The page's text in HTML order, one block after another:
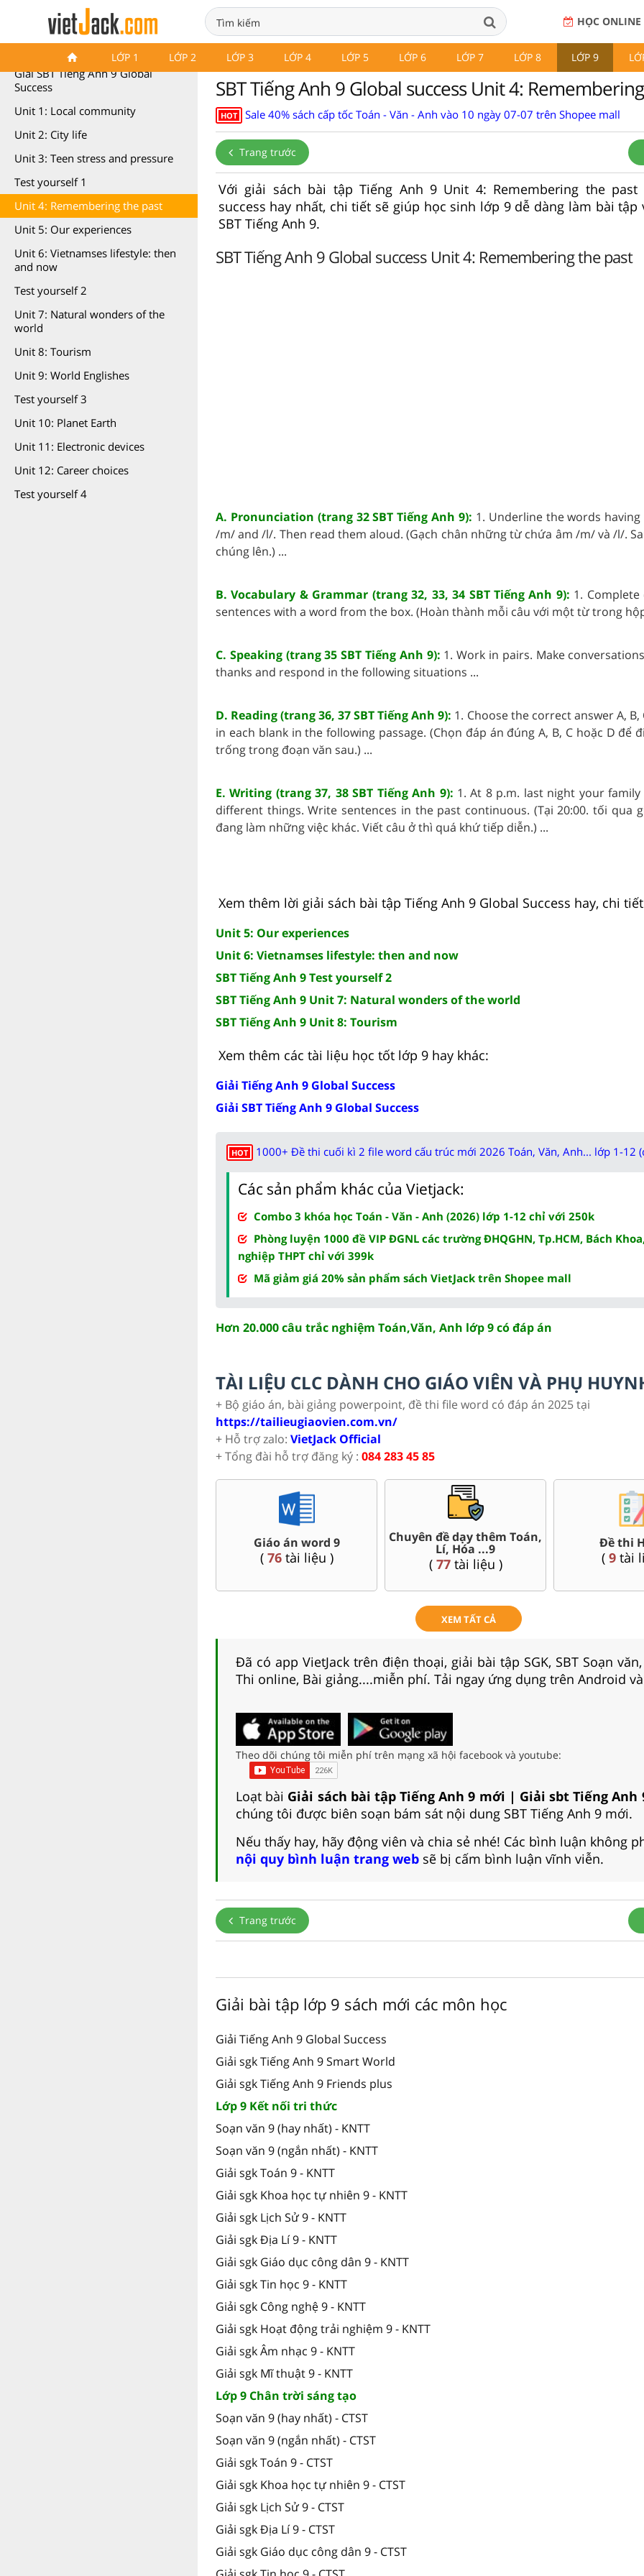
HỌC ONLINE
LỚP 1 LỚP 2 LỚP 3 LỚP 4 LỚP 5 LỚP 6 LỚP 7 LỚP 8 LỚP 9
SBT Tiếng Anh 9 Global Success
Giải SBT Tiếng Anh 9 Global
Success
Unit 1: Local community
Unit 2: City life
Unit 3: Teen stress and pressure
Test yourself 1
Unit 4: Remembering the past
Unit 5: Our experiences
Unit 6: Vietnamses lifestyle: then
and now
Test yourself 2
Unit 7: Natural wonders of the
world
Unit 8: Tourism
Unit 9: World Englishes
Test yourself 3
Unit 10: Planet Earth
Unit 11: Electronic devices
Unit 12: Career choices
Test yourself 4
SBT Tiếng Anh 9 Global success Unit 4:
HOT Sale 40% sách cấp tốc Toán - Văn - Anh vào 10 ngày 07-07 trên Shopee mall
Trang trước
Với giải sách bài tập Tiếng Anh 9 Unit 4: Remembering the past
success hay nhất, chi tiết sẽ giúp học sinh lớp 9 dễ dàng làm bài tập
SBT Tiếng Anh 9.
SBT Tiếng Anh 9 Global success Unit 4: Remembering the past
A. Pronunciation (trang 32 SBT Tiếng Anh 9): 1. Underline the words
/m/ and /l/. Then read them aloud. (Gạch chân những từ chứa âm /m/ và /l/.
chúng lên.) ...
B. Vocabulary & Grammar (trang 32, 33, 34 SBT Tiếng Anh 9): 1.
sentences with a word from the box. (Hoàn thành mỗi câu với một từ trong
C. Speaking (trang 35 SBT Tiếng Anh 9): 1. Work in pairs. Make
thanks and respond in the following situations ...
D. Reading (trang 36, 37 SBT Tiếng Anh 9): 1. Choose the correct answer A, B,
in each blank in the following passage. (Chọn đáp án đúng A, B, C hoặc D để
trống trong đoạn văn sau.) ...
E. Writing (trang 37, 38 SBT Tiếng Anh 9): 1. At 8 p.m. last night your
different things. Write sentences in the past continuous. (Tại 20:00. tối qua
đang làm những việc khác. Viết câu ở thì quá khứ tiếp diễn.) ...
Xem thêm lời giải sách bài tập Tiếng Anh 9 Global Success hay, chi
Unit 5: Our experiences
Unit 6: Vietnamses lifestyle: then and now
SBT Tiếng Anh 9 Test yourself 2
SBT Tiếng Anh 9 Unit 7: Natural wonders of the world
SBT Tiếng Anh 9 Unit 8: Tourism
Xem thêm các tài liệu học tốt lớp 9 hay khác:
Giải Tiếng Anh 9 Global Success
Giải SBT Tiếng Anh 9 Global Success
HOT 1000+ Đề thi cuối kì 2 file word cấu trúc mới 2026 Toán, Văn, Anh... lớp 1-12
Các sản phẩm khác của Vietjack:
Combo 3 khóa học Toán - Văn - Anh (2026) lớp 1-12 chỉ với 250k
Phòng luyện 1000 đề VIP ĐGNL các trường ĐHQGHN, Tp.HCM, Bách
nghiệp THPT chỉ với 399k
Mã giảm giá 20% sản phẩm sách VietJack trên Shopee mall
Hơn 20.000 câu trắc nghiệm Toán,Văn, Anh lớp 9 có đáp án
TÀI LIỆU CLC DÀNH CHO GIÁO VIÊN VÀ PHỤ
+ Bộ giáo án, bài giảng powerpoint, đề thi file word có đáp án 2025 tại
https://tailieugiaovien.com.vn/
+ Hỗ trợ zalo: VietJack Official
+ Tổng đài hỗ trợ đăng ký : 084 283 45 85
Đề thi vào 10 các sở Hà
Nội, Tp. Hồ Chí Minh..
( 45tài liệu )
Đề thi giữa kì, cuối kì 9
(120tài liệu )
Bài giảng
Sử,
(36 tài
XEM TẤT CẢ
Đã có app VietJack trên điện thoại, giải bài tập SGK, SBT Soạn
Thi online, Bài giảng....miễn phí. Tải ngay ứng dụng trên Android và
Theo dõi chúng tôi miễn phí trên mạng xã hội facebook và youtube:
Loạt bài Giải sách bài tập Tiếng Anh 9 mới | Giải sbt Tiếng Anh
chúng tôi được biên soạn bám sát nội dung SBT Tiếng Anh 9 mới.
Nếu thấy hay, hãy động viên và chia sẻ nhé! Các bình luận không
nội quy bình luận trang web sẽ bị cấm bình luận vĩnh viễn.
Trang trước
Giải bài tập lớp 9 sách mới các môn học
Giải Tiếng Anh 9 Global Success
Giải sgk Tiếng Anh 9 Smart World
Giải sgk Tiếng Anh 9 Friends plus
Lớp 9 Kết nối tri thức
Soạn văn 9 (hay nhất) - KNTT
Soạn văn 9 (ngắn nhất) - KNTT
Giải sgk Toán 9 - KNTT
Giải sgk Khoa học tự nhiên 9 - KNTT
Giải sgk Lịch Sử 9 - KNTT
Giải sgk Địa Lí 9 - KNTT
Giải sgk Giáo dục công dân 9 - KNTT
Giải sgk Tin học 9 - KNTT
Giải sgk Công nghệ 9 - KNTT
Giải sgk Hoạt động trải nghiệm 9 - KNTT
Giải sgk Âm nhạc 9 - KNTT
Giải sgk Mĩ thuật 9 - KNTT
Lớp 9 Chân trời sáng tạo
Soạn văn 9 (hay nhất) - CTST
Soạn văn 9 (ngắn nhất) - CTST
Giải sgk Toán 9 - CTST
Giải sgk Khoa học tự nhiên 9 - CTST
Giải sgk Lịch Sử 9 - CTST
Giải sgk Địa Lí 9 - CTST
Giải sgk Giáo dục công dân 9 - CTST